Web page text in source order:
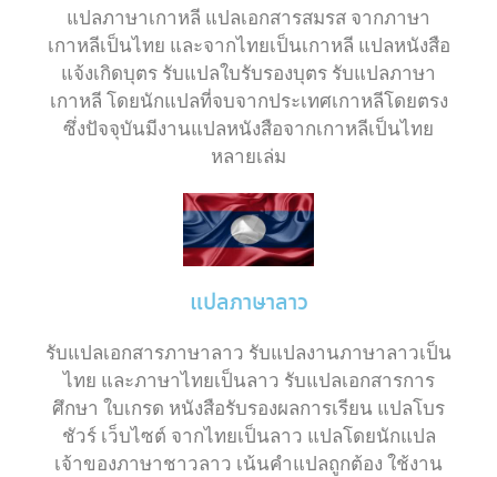
แปลภาษาเกาหลี แปลเอกสารสมรส จากภาษา
เกาหลีเป็นไทย และจากไทยเป็นเกาหลี แปลหนังสือ
แจ้งเกิดบุตร รับแปลใบรับรองบุตร รับแปลภาษา
เกาหลี โดยนักแปลที่จบจากประเทศเกาหลีโดยตรง
ซึ่งปัจจุบันมีงานแปลหนังสือจากเกาหลีเป็นไทย
หลายเล่ม
แปลภาษาลาว
รับแปลเอกสารภาษาลาว รับแปลงานภาษาลาวเป็น
ไทย และภาษาไทยเป็นลาว รับแปลเอกสารการ
ศึกษา ใบเกรด หนังสือรับรองผลการเรียน แปลโบร
ชัวร์ เว็บไซต์ จากไทยเป็นลาว แปลโดยนักแปล
เจ้าของภาษาชาวลาว เน้นคำแปลถูกต้อง ใช้งาน